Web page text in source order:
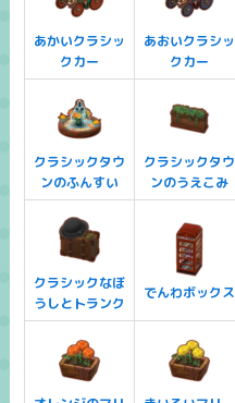
あかいクラシッ
クカー
あおいクラシッ
クカー
クラシックタウ
ンのふんすい
クラシックタウ
ンのうえこみ
クラシックなぼ
うしとトランク
でんわボックス